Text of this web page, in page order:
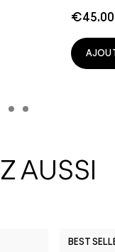
€45.00
AUSSI
BEST